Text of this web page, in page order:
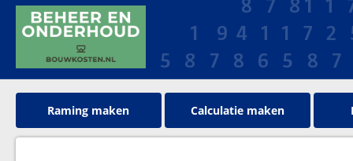
Raming maken Calculatie maken